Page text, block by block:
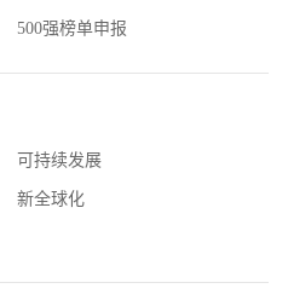
500强榜单申报
可持续发展
新全球化